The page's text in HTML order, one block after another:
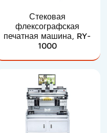
Стековая
флексографская
печатная машина, RY-
1000